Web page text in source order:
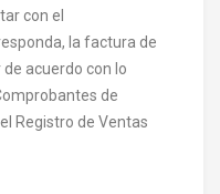
con el
la factura de
acuerdo con lo
de
Registro de Ventas